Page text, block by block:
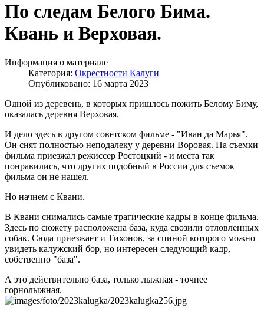
По следам Белого Бима.
Квань и Верховая.
Информация о материале
Категория: Окрестности Калуги
Опубликовано: 16 марта 2023
Одной из деревень, в которых пришлось пожить Белому Биму,
оказалась деревня Верховая.
И дело здесь в другом советском фильме - "Иван да Марья".
Он снят полностью неподалеку у деревни Воровая. На съемки
фильма приезжал режиссер Ростоцкий - и места так
понравились, что других подобный в России для съемок
фильма он не нашел.
Но начнем с Квани.
В Квани снимались самые трагические кадры в конце фильма.
Здесь по сюжету расположена база, куда свозили отловленных
собак. Сюда приезжает и Тихонов, за спиной которого можно
увидеть калужский бор, но интересен следующий кадр,
собственно "база".
А это действительно база, только лыжная - точнее
горнолыжная.